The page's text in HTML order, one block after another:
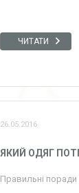
ЧИТАТИ
26.05.2016
ЯКИЙ ОДЯГ
Правильні поради